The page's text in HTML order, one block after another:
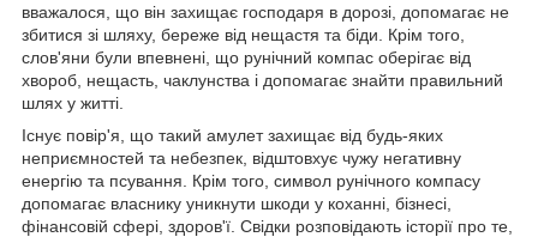
вважалося, що він захищає господаря в дорозі, допомагає не
збитися зі шляху, береже від нещастя та біди. Крім того,
слов'яни були впевнені, що рунічний компас оберігає від
хвороб, нещасть, чаклунства і допомагає знайти правильний
шлях у житті.
Існує повір'я, що такий амулет захищає від будь-яких
неприємностей та небезпек, відштовхує чужу негативну
енергію та псування. Крім того, символ рунічного компасу
допомагає власнику уникнути шкоди у коханні, бізнесі,
фінансовій сфері, здоров'ї. Свідки розповідають історії про те,